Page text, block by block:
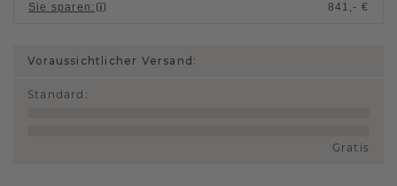
Sie sparen : 841,- €
Voraussichtlicher Versand:
Standard :
Gratis